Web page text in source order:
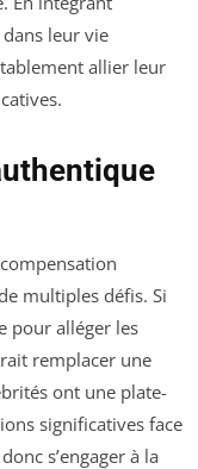
leur vie
allier leur
multiples défis. Si
pour alléger les
remplacer une
ont une plate-
significatives face
s’engager à la